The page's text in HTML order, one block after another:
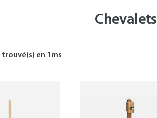
Chevalets
trouvé(s) en 1 ms